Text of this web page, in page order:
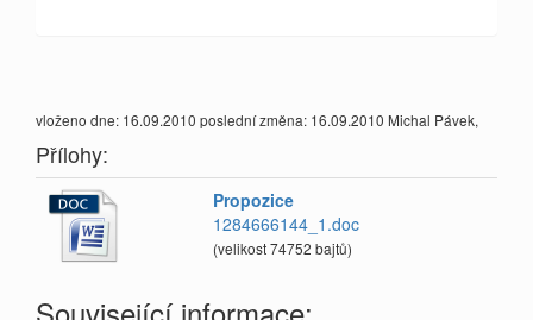
vloženo dne: 16.09.2010 poslední změna: 16.09.2010 Michal Pávek,
Přílohy:
Propozice
1284666144_1.doc
(velikost 74752 bajtů)